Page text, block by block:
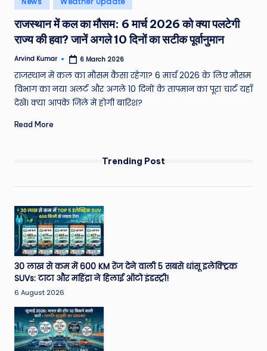
e
a
t
h
er
,
T
c
h
&
M
o
vi
e
e
w
in
राजस्थान में कल का मौसम: 6 मार्च 2026 को क्या पलटेगी
राज्य की हवा? जानें अगले 10 दिनों का सटीक पूर्वानुमान
Posted
Arvind Kumar 6 March 2026
राजस्थान में कल का मौसम कैसा रहेगा? 6 मार्च 2026 के लिए मौसम
विभाग का नया अलर्ट और अगले 10 दिनों के तापमान का पूरा चार्ट यहाँ
देखें। क्या आपके जिले में होगी बारिश?
Read More
Trending Post
30 लाख से कम में 600 KM रेंज देने वाली 5 सबसे धांसू इलेक्ट्रिक
SUVs: टाटा और महिंद्रा ने हिलाई ऑटो इंडस्ट्री!
6 August 2026